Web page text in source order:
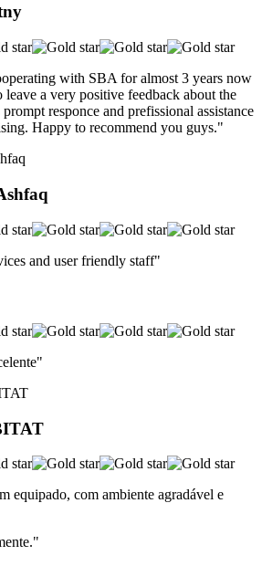
with SBA for almost 3 years now
leave a very positive feedback about the
responce and prefissional assistance
Happy to recommend you guys."
and user friendly staff"
"
equipado, com ambiente agradável e
"